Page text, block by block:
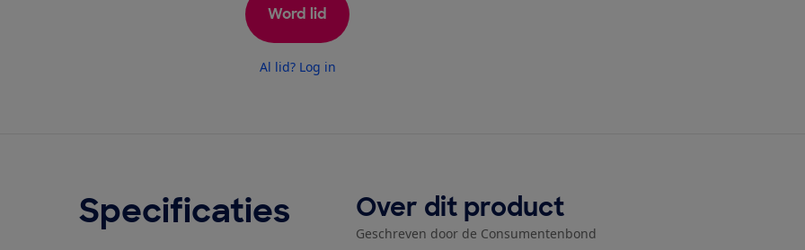
Word lid
Al lid? Log in
Specificaties Over dit product
Geschreven door de Consumentenbond